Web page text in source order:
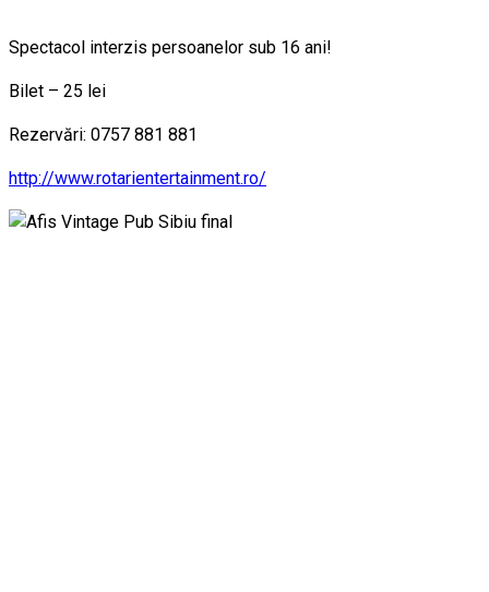
Spectacol interzis persoanelor sub 16 ani!
Bilet – 25 lei
Rezervări: 0757 881 881
http://www.rotarientertainment.ro/